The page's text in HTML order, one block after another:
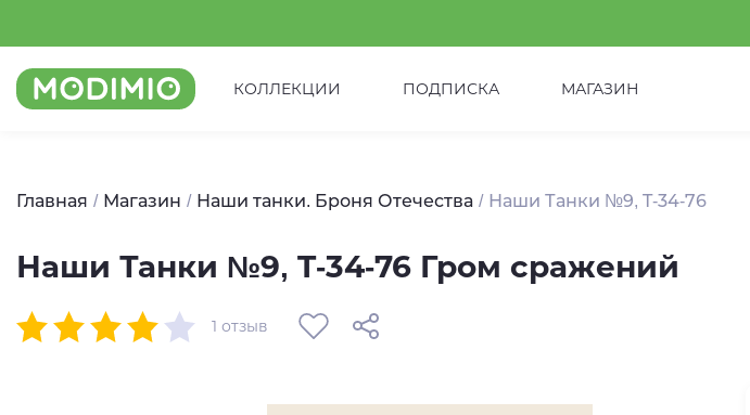
КОЛЛЕКЦИИ ПОДПИСКА МАГАЗИН
Главная Магазин Наши танки. Броня Отечества Наши Танки №9, T-34-76
Наши Танки №9, T-34-76 Гром сражений
1 отзыв